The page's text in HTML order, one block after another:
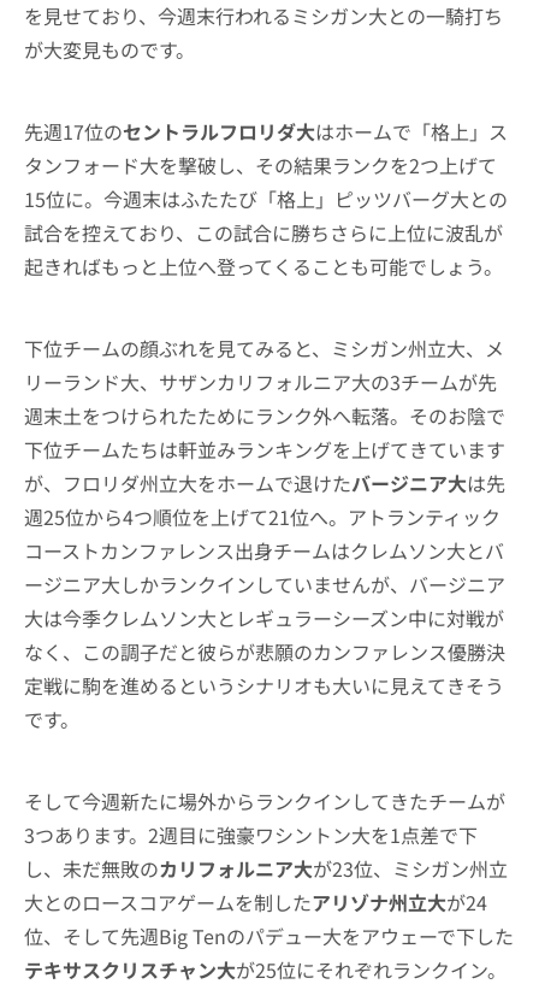
を見せており、今週末行われるミシガン大との一騎打ち
が大変見ものです。
先週17位のセントラルフロリダ大はホームで「格上」ス
タンフォード大を撃破し、その結果ランクを2つ上げて
15位に。今週末はふたたび「格上」ピッツバーグ大との
試合を控えており、この試合に勝ちさらに上位に波乱が
起きればもっと上位へ登ってくることも可能でしょう。
下位チームの顔ぶれを見てみると、ミシガン州立大、メ
リーランド大、サザンカリフォルニア大の3チームが先
週末土をつけられたためにランク外へ転落。そのお陰で
下位チームたちは軒並みランキングを上げてきています
が、フロリダ州立大をホームで退けたバージニア大は先
週25位から4つ順位を上げて21位へ。アトランティック
コーストカンファレンス出身チームはクレムソン大とバ
ージニア大しかランクインしていませんが、バージニア
大は今季クレムソン大とレギュラーシーズン中に対戦が
なく、この調子だと彼らが悲願のカンファレンス優勝決
定戦に駒を進めるというシナリオも大いに見えてきそう
です。
そして今週新たに場外からランクインしてきたチームが
3つあります。2週目に強豪ワシントン大を1点差で下
し、未だ無敗のカリフォルニア大が23位、ミシガン州立
大とのロースコアゲームを制したアリゾナ州立大が24
位、そして先週Big Tenのパデュー大をアウェーで下した
テキサスクリスチャン大が25位にそれぞれランクイン。